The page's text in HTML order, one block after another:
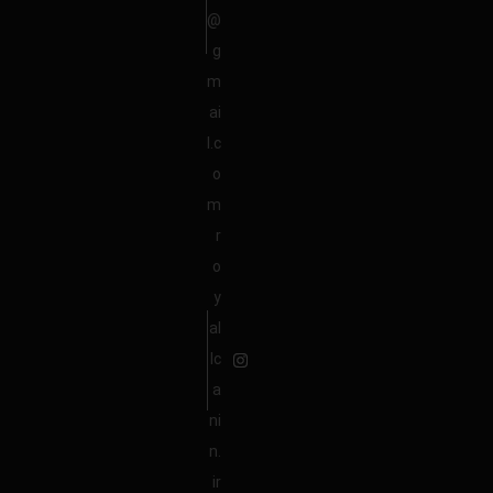
@
g
m
ai
l.c
o
m
r
o
y
al
lc
a
ni
n.
ir